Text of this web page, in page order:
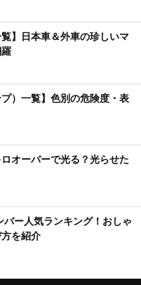
覧】日本車＆外車の珍しいマ
プ）一覧】色別の危険度・表
オーバーで光る？光らせた
バー人気ランキング！おしゃ
を紹介